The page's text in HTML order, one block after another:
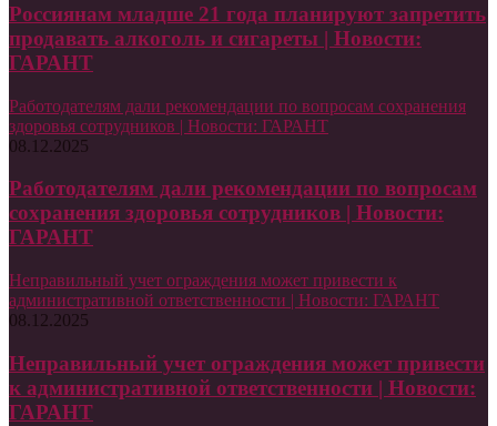
Россиянам младше 21 года планируют запретить
продавать алкоголь и сигареты | Новости:
ГАРАНТ
Работодателям дали рекомендации по вопросам сохранения
здоровья сотрудников | Новости: ГАРАНТ
08.12.2025
Работодателям дали рекомендации по вопросам
сохранения здоровья сотрудников | Новости:
ГАРАНТ
Неправильный учет ограждения может привести к
административной ответственности | Новости: ГАРАНТ
08.12.2025
Неправильный учет ограждения может привести
к административной ответственности | Новости:
ГАРАНТ